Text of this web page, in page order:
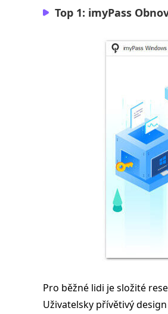
Top 1: imyPass
Pro běžné lidi je složité
Uživatelsky přívětivý design